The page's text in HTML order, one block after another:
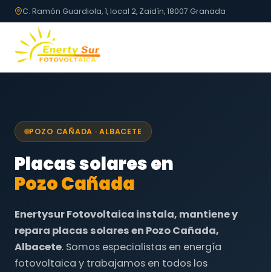
C. Ramón Guardiola, 1, local 2, Zaidín, 18007 Granada
POZO CAÑADA · ALBACETE
Placas solares en
Pozo Cañada
Enertysur Fotovoltaica instala, mantiene y
repara placas solares en Pozo Cañada,
Albacete. Somos especialistas en energía
fotovoltaica y trabajamos en todos los